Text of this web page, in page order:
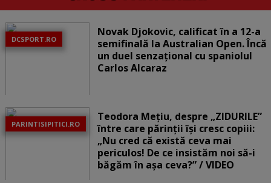
DCSPORT.RO
Novak Djokovic, calificat în a 12-a
semifinală la Australian Open. Încă
un duel senzațional cu spaniolul
Carlos Alcaraz
PARINTISIPITICI.RO
Teodora Mețiu, despre „ZIDURILE”
între care părinții își cresc copiii:
„Nu cred că există ceva mai
periculos! De ce insistăm noi să-i
băgăm în așa ceva?” / VIDEO